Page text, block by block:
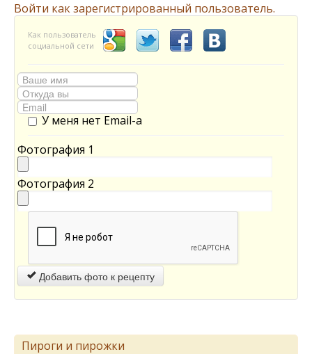
Войти как зарегистрированный пользователь.
Как пользователь
социальной сети
У меня нет Email-а
Фотография 1
Фотография 2
Добавить фото к рецепту
Пироги и пирожки